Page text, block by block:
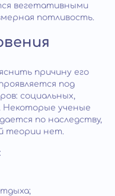
вегетативными
потливость.
причину его
под
социальных,
Некоторые ученые
по наследству,
теории нет.